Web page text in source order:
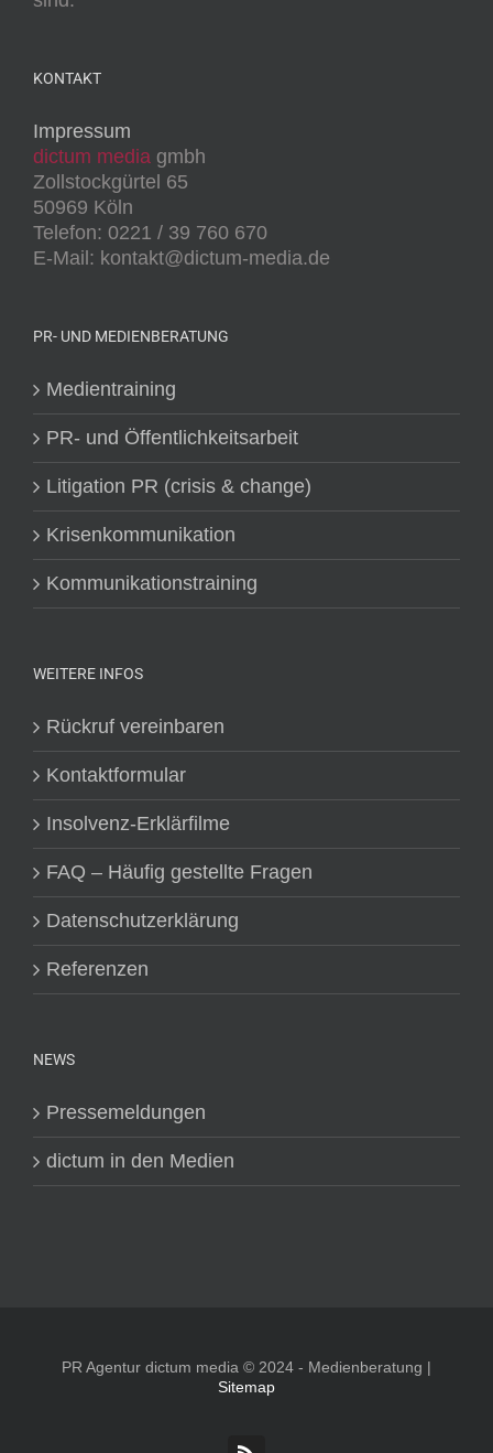
KONTAKT
Impressum
dictum media gmbh
Zollstockgürtel 65
50969 Köln
Telefon: 0221 / 39 760 670
E-Mail: kontakt@dictum-media.de
PR- UND MEDIENBERATUNG
Medientraining
PR- und Öffentlichkeitsarbeit
Litigation PR (crisis & change)
Krisenkommunikation
Kommunikationstraining
WEITERE INFOS
Rückruf vereinbaren
Kontaktformular
Insolvenz-Erklärfilme
FAQ – Häufig gestellte Fragen
Datenschutzerklärung
Referenzen
NEWS
Pressemeldungen
dictum in den Medien
PR Agentur dictum media © 2024 - Medienberatung |
Sitemap